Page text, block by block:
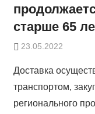
старше 65
23.05.2022
Доставка
транспортом,
регионального